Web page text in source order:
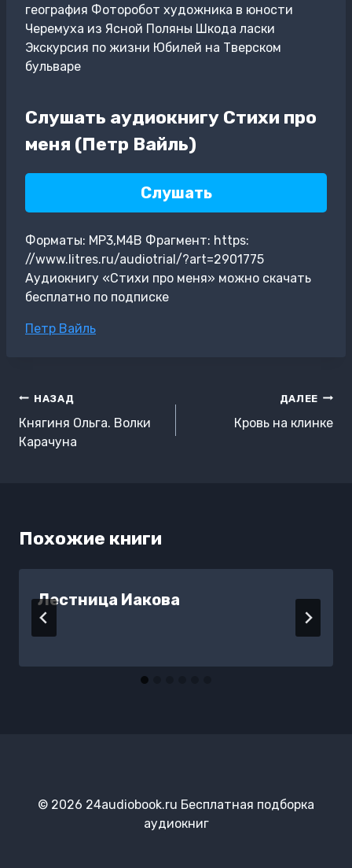
география Фоторобот художника в юности
Черемуха из Ясной Поляны Шкода ласки
Экскурсия по жизни Юбилей на Тверском
бульваре
Слушать аудиокнигу Стихи про
меня (Петр Вайль)
Слушать
Форматы: MP3,M4B Фрагмент: https:
//www.litres.ru/audiotrial/?art=2901775
Аудиокнигу «Стихи про меня» можно скачать
бесплатно по подписке
Метки
Петр Вайль
Навигация
по
записям
НАЗАД
Княгиня Ольга. Волки
Карачуна
ДАЛЕЕ
Кровь на клинке
Похожие книги
Лестница Иакова
© 2026 24audiobook.ru Бесплатная подборка
аудиокниг